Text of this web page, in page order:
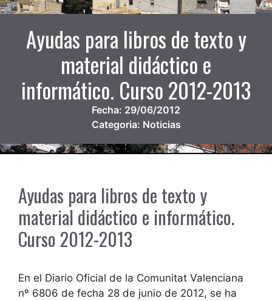
Ayudas para libros de texto y
material didáctico e
informático. Curso 2012-2013
Fecha: 29/06/2012
Categoria: Noticias
Ayudas para libros de texto y
material didáctico e informático.
Curso 2012-2013
En el Diario Oficial de la Comunitat Valenciana
nº 6806 de fecha 28 de junio de 2012, se ha